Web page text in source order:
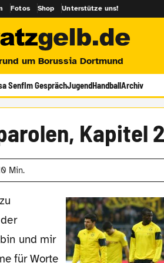
Fotos Shop Unterstütze uns!
um Borussia Dortmund
SenfIm GesprächJugendHandballArchiv
Kapitel
Min.
und mir
für Worte